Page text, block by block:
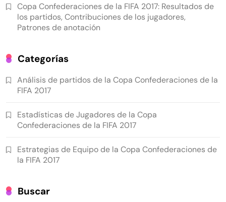
Copa Confederaciones de la FIFA 2017: Resultados de
los partidos, Contribuciones de los jugadores,
Patrones de anotación
Categorías
Análisis de partidos de la Copa Confederaciones de la
FIFA 2017
Estadísticas de Jugadores de la Copa
Confederaciones de la FIFA 2017
Estrategias de Equipo de la Copa Confederaciones de
la FIFA 2017
Buscar